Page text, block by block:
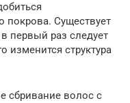
покрова. Существует
первый раз следует
изменится структура
сбривание волос с